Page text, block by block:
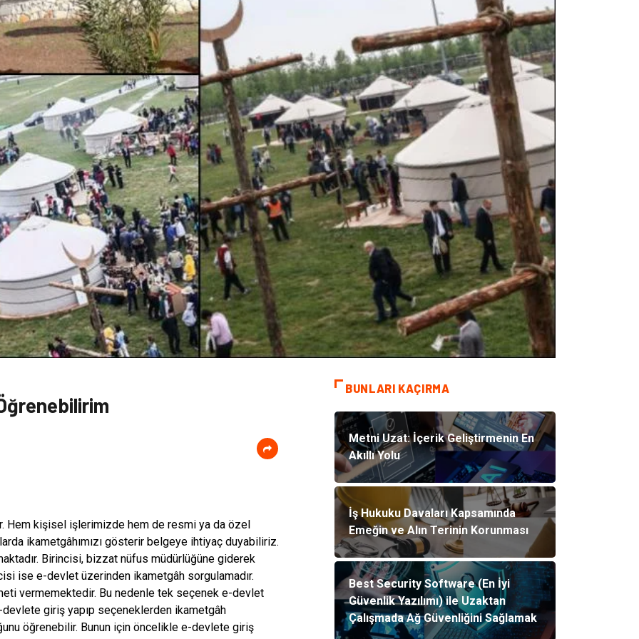
Hem kişisel işlerimizde hem de resmi ya da özel
ikametgâhımızı gösterir belgeye ihtiyaç duyabiliriz.
Birincisi, bizzat nüfus müdürlüğüne giderek
ise e-devlet üzerinden ikametgâh sorgulamadır.
vermemektedir. Bu nedenle tek seçenek e-devlet
giriş yapıp seçeneklerden ikametgâh
öğrenebilir. Bunun için öncelikle e-devlete giriş
BUNLARI KAÇIRMA
Metni Uzat: İçerik Geliştirmenin En
Akıllı Yolu
İş Hukuku Davaları Kapsamında
Emeğin ve Alın Terinin Korunması
Best Security Software (En İyi
Güvenlik Yazılımı) ile Uzaktan
Çalışmada Ağ Güvenliğini Sağlamak